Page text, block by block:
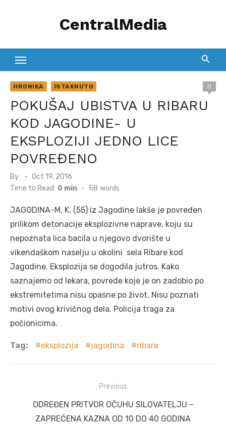
CentralMedia
HRONIKA ISTAKNUTO 0
POKUŠAJ UBISTVA U RIBARU
KOD JAGODINE- U
EKSPLOZIJI JEDNO LICE
POVREĐENO
By
Posted
on
Oct 19, 2016
Time to Read: 0 min - 58 words
JAGODINA-M. K. (55) iz Jagodine lakše je povređen
prilikom detonacije eksplozivne naprave, koju su
nepoznata lica bacila u njegovo dvorište u
vikendaškom naselju u okolini sela Ribare kod
Jagodine. Eksplozija se dogodila jutros. Kako
saznajemo od lekara, povrede koje je on zadobio po
ekstremitetima nisu opasne po život. Nisu poznati
motivi ovog krivičnog dela. Policija traga za
počionicima.
Tag: eksplozija jagodina ribare
navigation
Previous
PreviousODREĐEN PRITVOR OČUHU SILOVATELJU –
ZAPREĆENA KAZNA OD 10 DO 40 GODINA